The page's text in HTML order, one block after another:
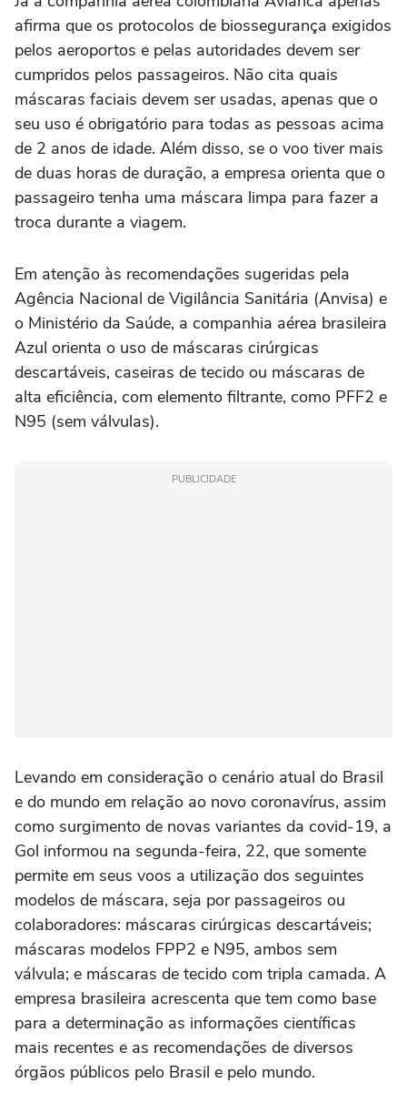
afirma que os protocolos de biossegurança exigidos
pelos aeroportos e pelas autoridades devem ser
cumpridos pelos passageiros. Não cita quais
máscaras faciais devem ser usadas, apenas que o
seu uso é obrigatório para todas as pessoas acima
de 2 anos de idade. Além disso, se o voo tiver mais
de duas horas de duração, a empresa orienta que o
passageiro tenha uma máscara limpa para fazer a
troca durante a viagem.
Em atenção às recomendações sugeridas pela
Agência Nacional de Vigilância Sanitária (Anvisa) e
o Ministério da Saúde, a companhia aérea brasileira
Azul orienta o uso de máscaras cirúrgicas
descartáveis, caseiras de tecido ou máscaras de
alta eficiência, com elemento filtrante, como PFF2 e
N95 (sem válvulas).
PUBLICIDADE
Levando em consideração o cenário atual do Brasil
e do mundo em relação ao novo coronavírus, assim
como surgimento de novas variantes da covid-19, a
Gol informou na segunda-feira, 22, que somente
permite em seus voos a utilização dos seguintes
modelos de máscara, seja por passageiros ou
colaboradores: máscaras cirúrgicas descartáveis;
máscaras modelos FPP2 e N95, ambos sem
válvula; e máscaras de tecido com tripla camada. A
empresa brasileira acrescenta que tem como base
para a determinação as informações científicas
mais recentes e as recomendações de diversos
órgãos públicos pelo Brasil e pelo mundo.